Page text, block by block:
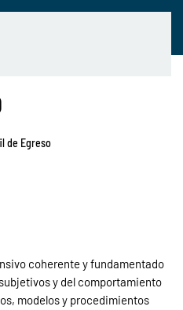
de Egreso
coherente y fundamentado
y del comportamiento
modelos y procedimientos